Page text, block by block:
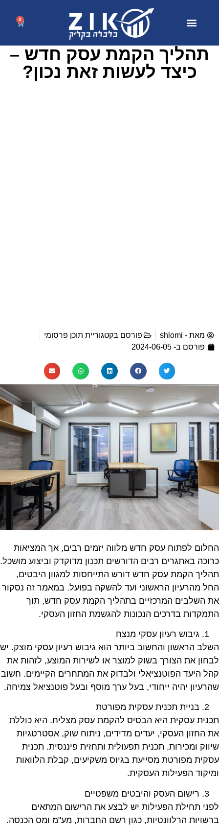
0
תהליך הקמת עסק חדש –
כיצד לעשות זאת נכון?
מאת - shlomi פורסם בקטגוריית תוכן פרסומי
פורסם ב- 2024-06-05
החלום לפתוח עסק חדש מלווה יזמים רבים, אך המציאות
כרוכה באתגרים רבים הדורשים תכנון מדוקדק וביצוע מושכל.
תהליך הקמת עסק חדש דורש התייחסות למגוון היבטים,
החל מהרעיון הראשוני ועד להשקה בפועל. במאמר זה נסקור
את השלבים המרכזיים בתהליך הקמת עסק חדש, תוך
התמקדות בדרכים הנכונות להגשמת החזון העסקי.
גיבוש רעיון עסקי מנצח
השלב הראשון והחשוב ביותר הוא גיבוש רעיון עסקי מוצק. יש
לבחון את הצורך בשוק למוצר או לשירות המוצע, לזהות את
קהל היעד הפוטנציאלי ולבדוק את המתחרים הקיימים. חשוב
שהרעיון יהיה ייחודי, בעל ערך מוסף ובעל פוטנציאל צמיחה.
בניית תכנית עסקית מפורטת
תכנית עסקית היא הבסיס להקמת עסק מצליח. היא כוללת
את החזון העסקי, יעדים מדידים, ניתוח שוק, אסטרטגיות
שיווק ומכירות, תכנית תפעולית ותחזית פיננסית. תכנית
עסקית מפורטת מסייעת בגיוס משקיעים, קבלת הלוואות
ומיקוד הפעילות העסקית.
רישום העסק והיבטים משפטיים
לפני תחילת הפעילות יש לבצע את הרישום המתאים
ברשויות הרלוונטיות, כגון רשם החברות, מע"מ ומס הכנסה.